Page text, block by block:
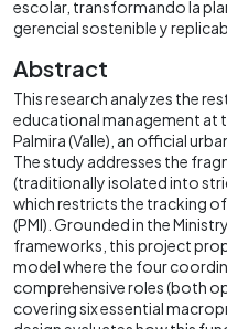
escolar, transformando la
gerencial sostenible y
Abstract
This research analyzes the
educational management at
Palmira (Valle), an official
The study addresses the
(traditionally isolated into
which restricts the tracking
(PMI). Grounded in the
frameworks, this project
model where the four
comprehensive roles (both
covering six essential